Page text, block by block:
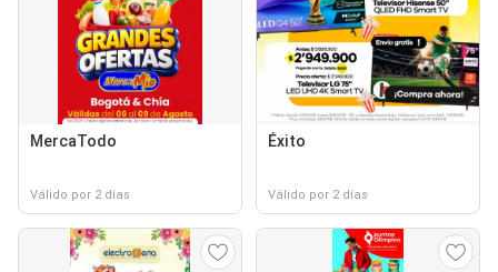
MercaTodo
Válido por 2 días
Éxito
Válido por 2 días